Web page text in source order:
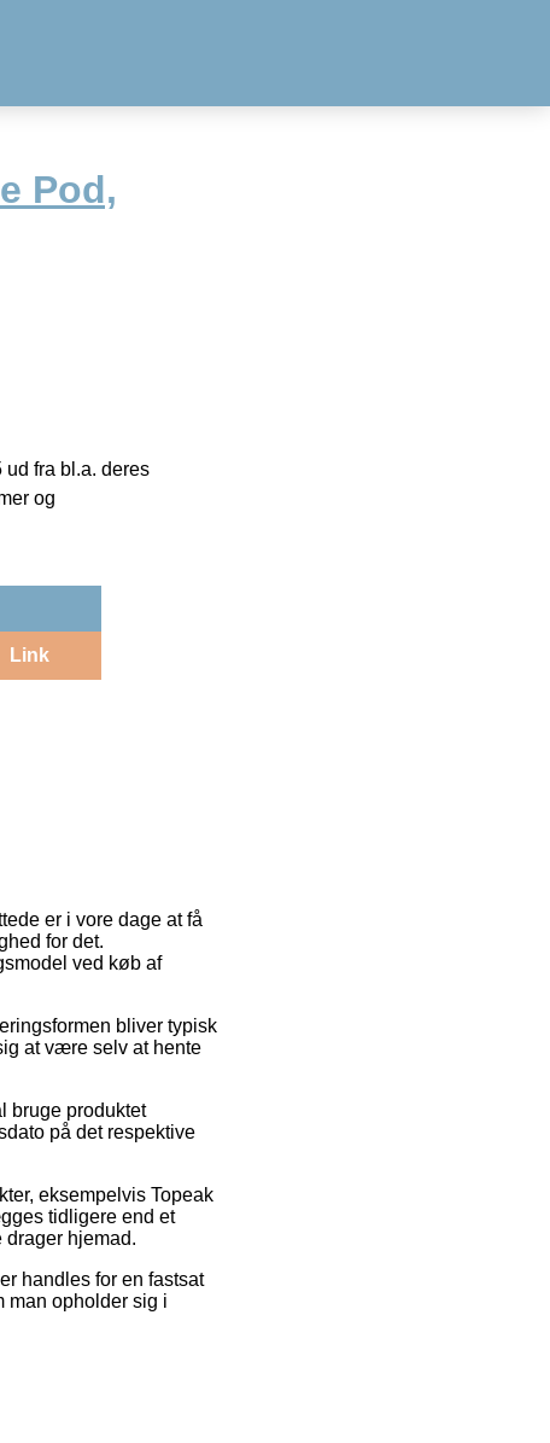
Pod,
fra bl.a. deres
og
Link
er i vore dage at få
for det.
ved køb af
bliver typisk
at være selv at hente
bruge produktet
på det respektive
eksempelvis Topeak
tidligere end et
hjemad.
handles for en fastsat
man opholder sig i